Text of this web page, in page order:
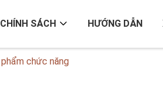
CHÍNH SÁCH HƯỚNG DẪN
chức năng